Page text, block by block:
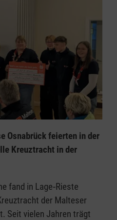
Osnabrück feierten in der
Kreuztracht in der
fand in Lage‑Rieste
der Malteser
Seit vielen Jahren trägt